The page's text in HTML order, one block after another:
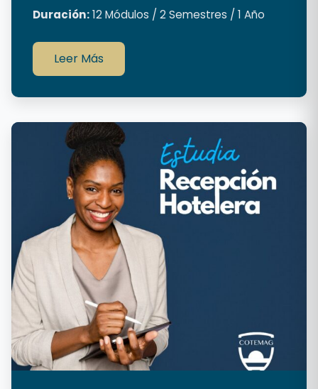
Duración:12 Módulos / 2 Semestres / 1 Año
Leer Más